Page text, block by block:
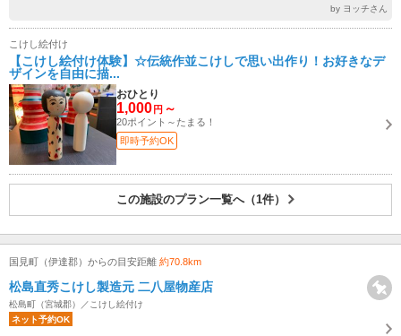
by ヨッチさん
こけし絵付け
【こけし絵付け体験】☆伝統作並こけしで思い出作り！お好きなデ
ザインを自由に描...
おひとり
1,000 円 ～
20ポイント～たまる！
即時予約OK
この施設のプラン一覧へ（1件）
国見町（伊達郡）からの目安距離 約70.8km
松島直秀こけし製造元 二八屋物産店
松島町（宮城郡）／こけし絵付け
ネット予約OK